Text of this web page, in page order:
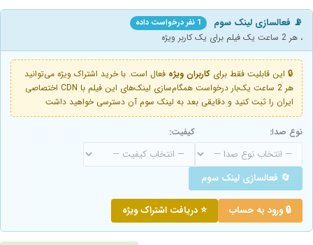
📡 فعالسازی لینک سوم 1 نفر درخواست داده
، هر 2 ساعت یک فیلم برای یک کاربر ویژه
🔒 این قابلیت فقط برای کاربران ویژه فعال است. با خرید اشتراک ویژه می‌توانید
هر 2 ساعت یک‌بار درخواست همگام‌سازی لینک‌های این فیلم با CDN اختصاصی
ایران را ثبت کنید و دقایقی بعد به لینک سوم آن دسترسی خواهید داشت
نوع صدا: کیفیت:
🔄 فعالسازی لینک سوم
🔒 ورود به حساب ⭐ دریافت اشتراک ویژه